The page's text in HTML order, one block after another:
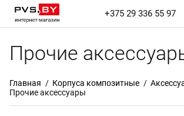
+375 29 336 55 97
Прочие
Главная Корпуса композитные
Прочие аксессуары